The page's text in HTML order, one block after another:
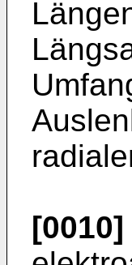
[0010]